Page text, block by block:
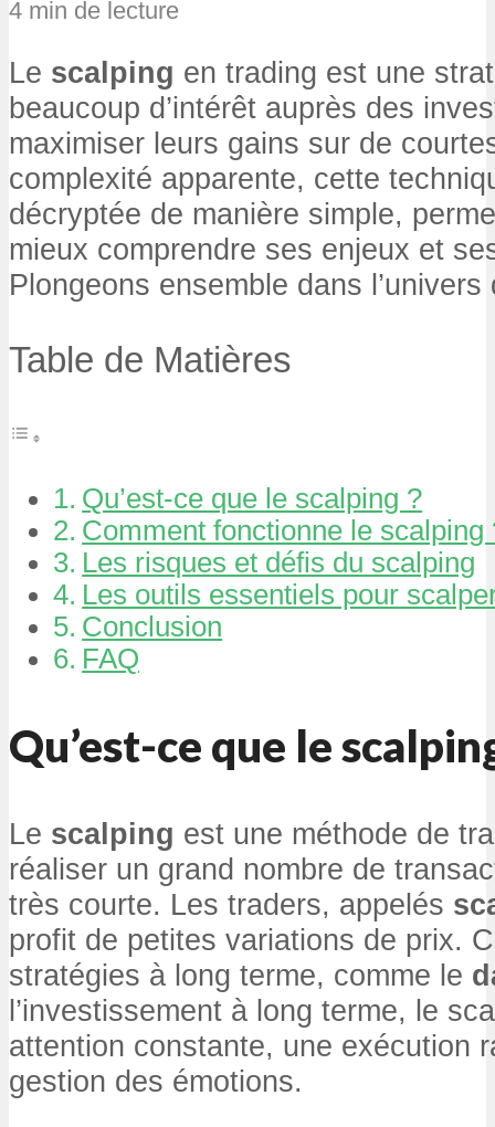
4 min de lecture
Le scalping en trading est une
beaucoup d’intérêt auprès des
maximiser leurs gains sur de
complexité apparente, cette
décryptée de manière simple,
mieux comprendre ses enjeux et
Plongeons ensemble dans
Table de Matières
Qu’est-ce que le scalping ?
Comment fonctionne le scalping
Les risques et défis du scalping
Les outils essentiels pour
Conclusion
FAQ
Qu’est-ce que le
Le scalping est une méthode de
réaliser un grand nombre de
très courte. Les traders, appelés
profit de petites variations de prix.
stratégies à long terme, comme le
l’investissement à long terme, le
attention constante, une exécution
gestion des émotions.